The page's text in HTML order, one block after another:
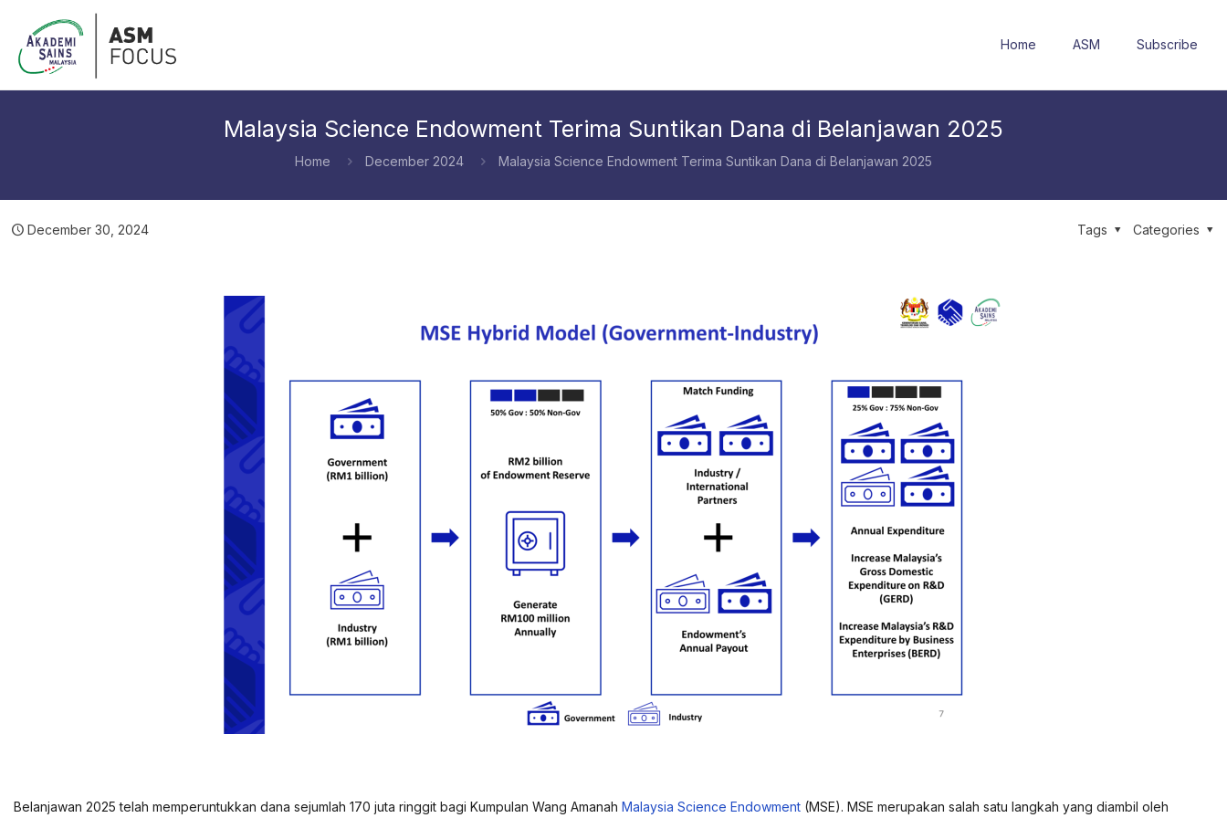
Home ASM Subscribe
Malaysia Science Endowment Terima Suntikan Dana di Belanjawan 2025
Home December 2024 Malaysia Science Endowment Terima Suntikan Dana di Belanjawan 2025
December 30, 2024 Categories
Tags
Belanjawan 2025 telah memperuntukkan dana sejumlah 170 juta ringgit bagi Kumpulan Wang Amanah Malaysia Science Endowment (MSE). MSE merupakan salah satu langkah yang diambil oleh